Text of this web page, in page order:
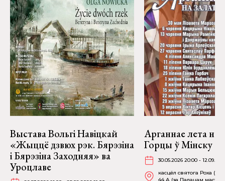
Выстава Вольгі Навіцкай
«Жыццё дзвюх рэк. Бярэзіна
і Бярэзіна Заходняя» ва
Уроцлаве
Арганнае лета на
Горцы ў Мінску
30.05.2026 20:00 -
касцёл святога Роха